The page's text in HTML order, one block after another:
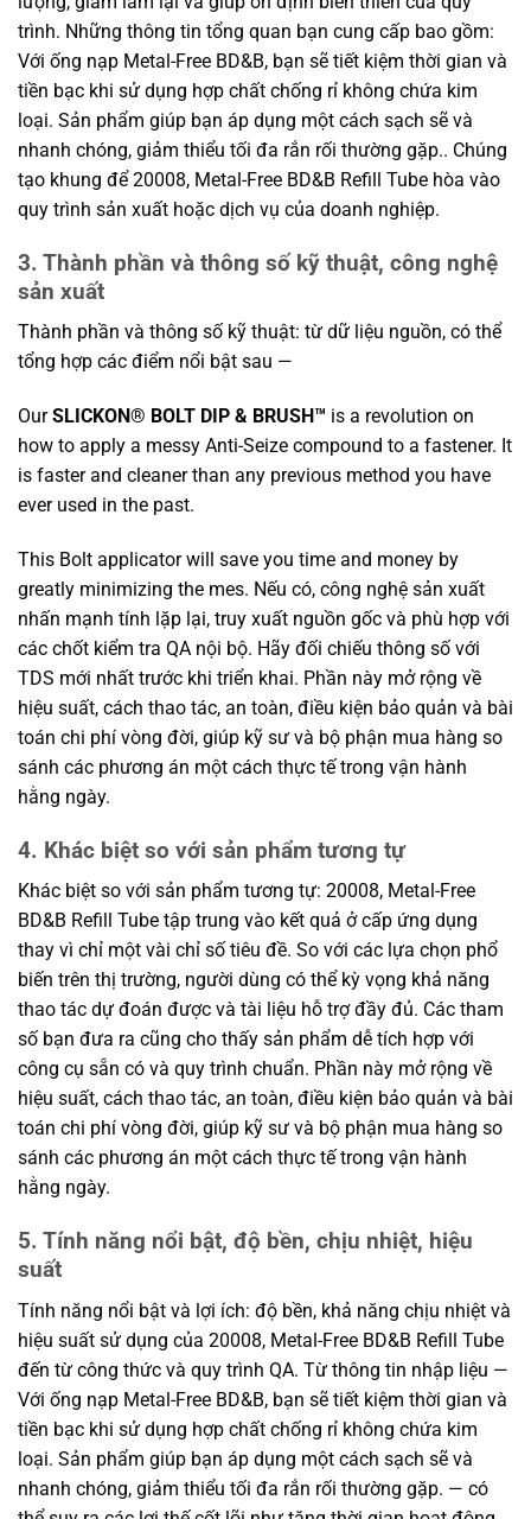
trình. Những thông tin tổng quan bạn cung cấp bao gồm:
Với ống nạp Metal-Free BD&B, bạn sẽ tiết kiệm thời gian và
tiền bạc khi sử dụng hợp chất chống rỉ không chứa kim
loại. Sản phẩm giúp bạn áp dụng một cách sạch sẽ và
nhanh chóng, giảm thiểu tối đa rắn rối thường gặp.. Chúng
tạo khung để 20008, Metal-Free BD&B Refill Tube hòa vào
quy trình sản xuất hoặc dịch vụ của doanh nghiệp.
3. Thành phần và thông số kỹ thuật, công nghệ
sản xuất
Thành phần và thông số kỹ thuật: từ dữ liệu nguồn, có thể
tổng hợp các điểm nổi bật sau —
OurSLICKON® BOLT DIP & BRUSH™ is a revolution on
how to apply a messy Anti-Seize compound to a fastener. It
is faster and cleaner than any previous method you have
ever used in the past.
This Bolt applicator will save you time and money by
greatly minimizing the mes. Nếu có, công nghệ sản xuất
nhấn mạnh tính lặp lại, truy xuất nguồn gốc và phù hợp với
các chốt kiểm tra QA nội bộ. Hãy đối chiếu thông số với
TDS mới nhất trước khi triển khai. Phần này mở rộng về
hiệu suất, cách thao tác, an toàn, điều kiện bảo quản và bài
toán chi phí vòng đời, giúp kỹ sư và bộ phận mua hàng so
sánh các phương án một cách thực tế trong vận hành
hằng ngày.
4. Khác biệt so với sản phẩm tương tự
Khác biệt so với sản phẩm tương tự: 20008, Metal-Free
BD&B Refill Tube tập trung vào kết quả ở cấp ứng dụng
thay vì chỉ một vài chỉ số tiêu đề. So với các lựa chọn phổ
biến trên thị trường, người dùng có thể kỳ vọng khả năng
thao tác dự đoán được và tài liệu hỗ trợ đầy đủ. Các tham
số bạn đưa ra cũng cho thấy sản phẩm dễ tích hợp với
công cụ sẵn có và quy trình chuẩn. Phần này mở rộng về
hiệu suất, cách thao tác, an toàn, điều kiện bảo quản và bài
toán chi phí vòng đời, giúp kỹ sư và bộ phận mua hàng so
sánh các phương án một cách thực tế trong vận hành
hằng ngày.
5. Tính năng nổi bật, độ bền, chịu nhiệt, hiệu
suất
Tính năng nổi bật và lợi ích: độ bền, khả năng chịu nhiệt và
hiệu suất sử dụng của 20008, Metal-Free BD&B Refill Tube
đến từ công thức và quy trình QA. Từ thông tin nhập liệu —
Với ống nạp Metal-Free BD&B, bạn sẽ tiết kiệm thời gian và
tiền bạc khi sử dụng hợp chất chống rỉ không chứa kim
loại. Sản phẩm giúp bạn áp dụng một cách sạch sẽ và
nhanh chóng, giảm thiểu tối đa rắn rối thường gặp. — có